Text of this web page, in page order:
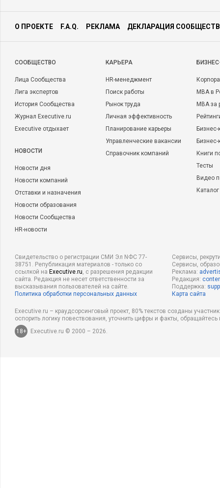
О ПРОЕКТЕ F.A.Q. РЕКЛАМА ДЕКЛАРАЦИЯ
CООБЩЕСТВО
Лица Сообщества
Лига экспертов
История Сообщества
Журнал Executive.ru
Executive отдыхает
НОВОСТИ
Новости дня
Новости компаний
Отставки и назначения
Новости образования
Новости Сообщества
HR-новости
КАРЬЕРА
HR-менеджмент
Поиск работы
Рынок труда
Личная эффективность
Планирование карьеры
Управленческие вакансии
Справочник компаний
MBA в
MBA
Бизнес-
Книги
Тесты
Видео
Свидетельство о регистрации СМИ Эл NФС 77-
38751. Републикация материалов - только со
ссылкой на Executive.ru, с разрешения редакции
сайта. Редакция не несет ответственности за
высказывания пользователей на сайте.
Политика обработки персональных данных
Сервисы,
Сервисы,
Реклама:
Редакция:
Поддержка:
Карта сайта
Executive.ru – краудсорсинговый проект, 80% текстов созданы
оспорить логику повествования, уточнить цифры и факты,
18+
Executive.ru © 2000 – 2026.